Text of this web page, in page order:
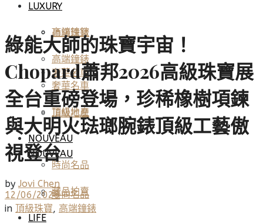
高端鐘錶
奢華名車
頂級地產
NOUVEAU
時尚名品
LUXURY
頂級珠寶
高端鐘錶
奢華名車
頂級地產
NOUVEAU
時尚名品
藏品拍賣
LIFE
綠能大師的珠寶宇宙！
Chopard蕭邦2026高級珠寶展
全台重磅登場，珍稀橡樹項鍊
與大明火琺瑯腕錶頂級工藝傲
視登台
by Jovi Chen
12/06/2026
in 頂級珠寶, 高端鐘錶